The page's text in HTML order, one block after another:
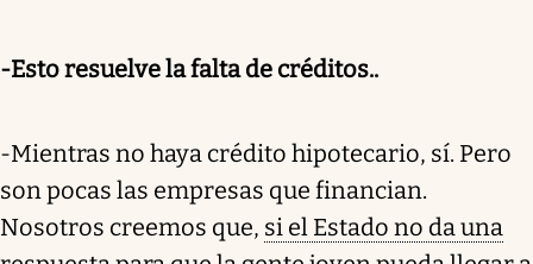
-Esto resuelve la falta de créditos..
-Mientras no haya crédito hipotecario, sí. Pero
son pocas las empresas que financian.
Nosotros creemos que, si el Estado no da una